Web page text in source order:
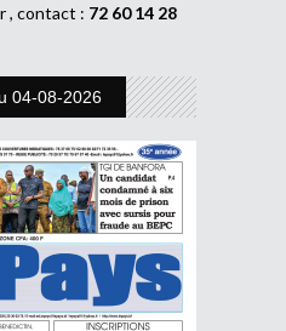
, contact : 72 60 14 28
04-08-2026